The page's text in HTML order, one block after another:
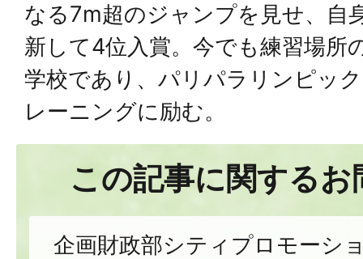
なる7m超のジャンプを見せ、自
新して4位入賞。今でも練習場所
学校であり、パリパラリンピッ
レーニングに励む。
この記事に関する
企画財政部シティプロモーシ